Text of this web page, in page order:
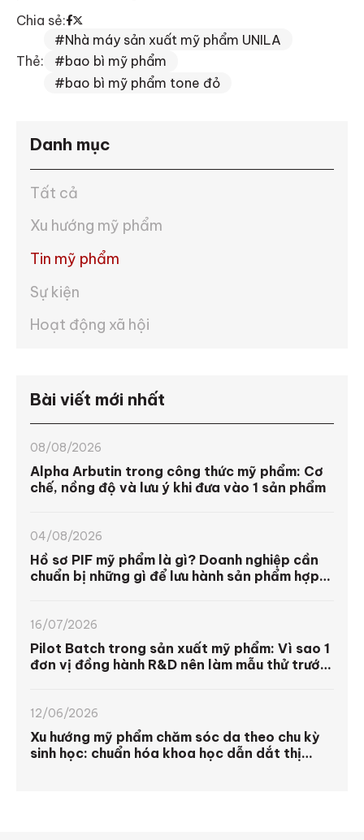
Chia sẻ:
Thẻ:
#Nhà máy sản xuất mỹ phẩm UNILA
#bao bì mỹ phẩm
#bao bì mỹ phẩm tone đỏ
Danh mục
Tất cả
Xu hướng mỹ phẩm
Tin mỹ phẩm
Sự kiện
Hoạt động xã hội
Bài viết mới nhất
08/08/2026
Alpha Arbutin trong công thức mỹ phẩm: Cơ
chế, nồng độ và lưu ý khi đưa vào 1 sản phẩm
04/08/2026
Hồ sơ PIF mỹ phẩm là gì? Doanh nghiệp cần
chuẩn bị những gì để lưu hành sản phẩm hợp
16/07/2026
Pilot Batch trong sản xuất mỹ phẩm: Vì sao 1
đơn vị đồng hành R&D nên làm mẫu thử trước
12/06/2026
Xu hướng mỹ phẩm chăm sóc da theo chu kỳ
sinh học: chuẩn hóa khoa học dẫn dắt thị